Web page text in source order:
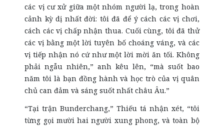
các vị cư xử giữa một nhóm người lạ, trong hoàn
cảnh kỳ dị nhất đời: tôi đã để ý cách các vị chơi,
cách các vị chấp nhận thua. Cuối cùng, tôi đã thử
các vị bằng một lời tuyên bố choáng váng, và các
vị tiếp nhận nó cứ như một lời mời ăn tối. Không
phải ngẫu nhiên,” anh kêu lên, “mà suốt bao
năm tôi là bạn đồng hành và học trò của vị quân
chủ can đảm và sáng suốt nhất châu Âu.”
“Tại trận Bunderchang,” Thiếu tá nhận xét, “tôi
từng gọi mười hai người xung phong, và toàn bộ